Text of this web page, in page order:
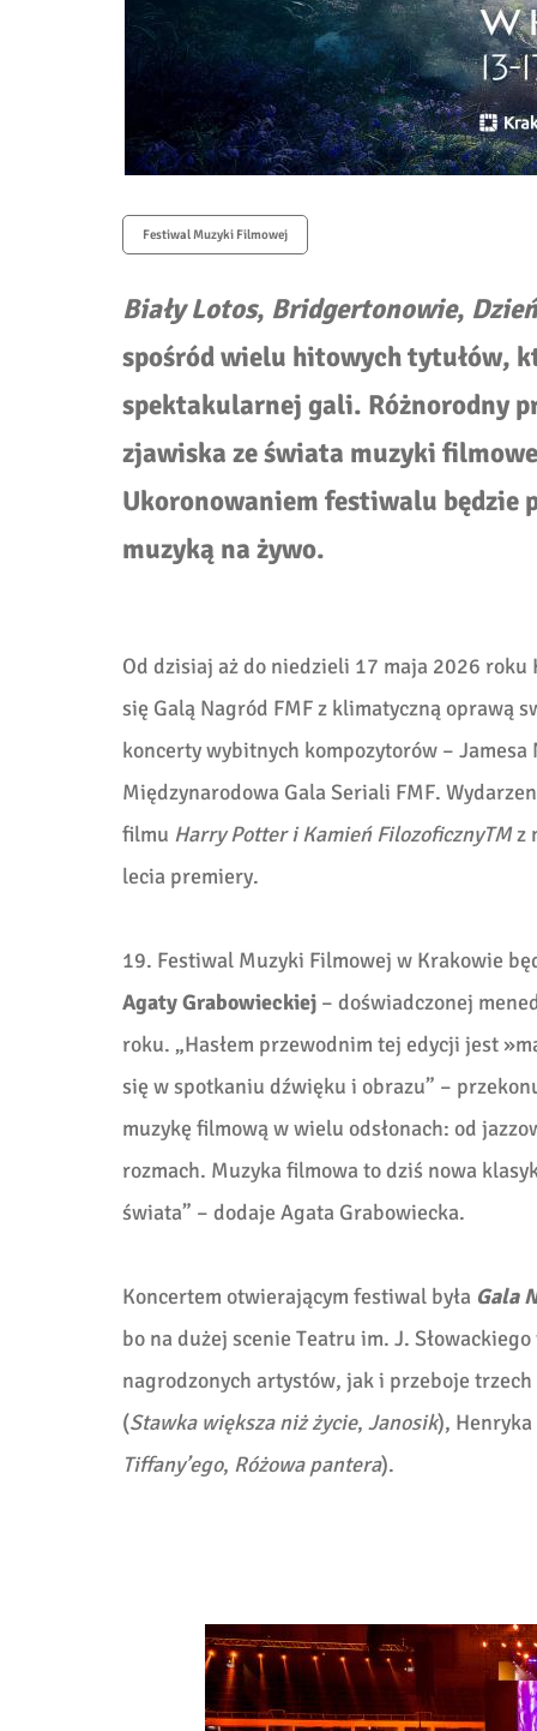
Festiwal Muzyki Filmowej
Biały Lotos, Bridgertonowie,
spośród wielu hitowych tytułów,
spektakularnej gali. Różnorodny
zjawiska ze świata muzyki
Ukoronowaniem festiwalu będzie
muzyką na żywo.
Od dzisiaj aż do niedzieli 17 maja 2026 roku
się Galą Nagród FMF z klimatyczną oprawą
koncerty wybitnych kompozytorów –
Międzynarodowa Gala Seriali FMF.
filmu Harry Potter i Kamień FilozoficznyTMz
lecia premiery.
19. Festiwal Muzyki Filmowej w Krakowie
Agaty Grabowieckiej – doświadczonej
roku. „Hasłem przewodnim tej edycji jest
się w spotkaniu dźwięku i obrazu” –
muzykę filmową w wielu odsłonach: od
rozmach. Muzyka filmowa to dziś nowa
świata” – dodaje Agata Grabowiecka.
Koncertem otwierającym festiwal była Gala
bo na dużej scenie Teatru im. J.
nagrodzonych artystów, jak i przeboje
(Stawka większa niż życie, Janosik),
Tiffany’ego, Różowa pantera).